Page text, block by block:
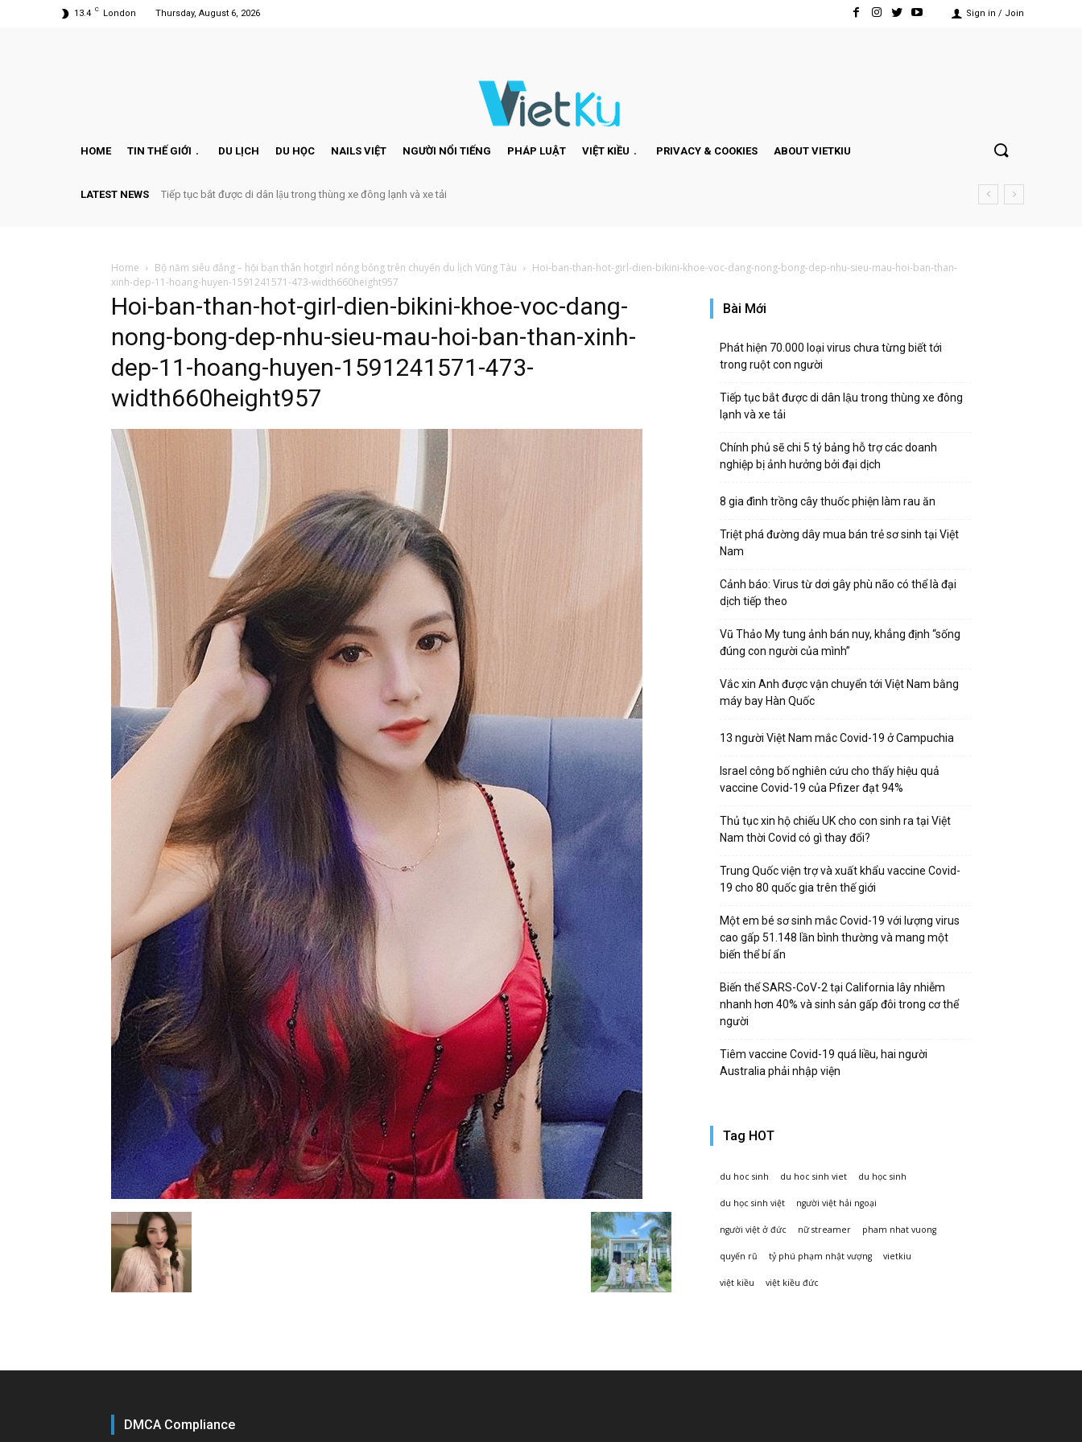
13.4 C London Thursday, August 6, 2026 Sign in / Join
HOME TIN THẾ GIỚI DU LỊCH DU HỌC NAILS VIỆT NGƯỜI NỔI TIẾNG PHÁP LUẬT VIỆT KIỀU PRIVACY & COOKIES ABOUT VIETKIU
LATEST NEWS Tiếp tục bắt được di dân lậu trong thùng xe đông lạnh và xe tải
Home Bộ năm siêu đẳng – hội bạn thân hotgirl nóng bỏng trên chuyến du lịch Vũng Tàu
Hoi-ban-than-hot-girl-dien-bikini-khoe-voc-dang-nong-bong-dep-nhu-sieu-mau-hoi-ban-than-
xinh-dep-11-hoang-huyen-1591241571-473-width660height957
Hoi-ban-than-hot-girl-dien-bikini-khoe-voc-dang-
nong-bong-dep-nhu-sieu-mau-hoi-ban-than-xinh-
dep-11-hoang-huyen-1591241571-473-
width660height957
Bài Mới
Phát hiện 70.000 loại virus chưa từng biết tới
trong ruột con người
Tiếp tục bắt được di dân lậu trong thùng xe đông
lạnh và xe tải
Chính phủ sẽ chi 5 tỷ bảng hỗ trợ các doanh
nghiệp bị ảnh hưởng bởi đại dịch
8 gia đình trồng cây thuốc phiện làm rau ăn
Triệt phá đường dây mua bán trẻ sơ sinh tại Việt
Nam
Cảnh báo: Virus từ dơi gây phù não có thể là đại
dịch tiếp theo
Vũ Thảo My tung ảnh bán nuy, khẳng định “sống
đúng con người của mình”
Vắc xin Anh được vận chuyển tới Việt Nam bằng
máy bay Hàn Quốc
13 người Việt Nam mắc Covid-19 ở Campuchia
Israel công bố nghiên cứu cho thấy hiệu quả
vaccine Covid-19 của Pfizer đạt 94%
Thủ tục xin hộ chiếu UK cho con sinh ra tại Việt
Nam thời Covid có gì thay đổi?
Trung Quốc viện trợ và xuất khẩu vaccine Covid-
19 cho 80 quốc gia trên thế giới
Một em bé sơ sinh mắc Covid-19 với lượng virus
cao gấp 51.148 lần bình thường và mang một
biến thể bí ẩn
Biến thể SARS-CoV-2 tại California lây nhiễm
nhanh hơn 40% và sinh sản gấp đôi trong cơ thể
người
Tiêm vaccine Covid-19 quá liều, hai người
Australia phải nhập viện
Tag HOT
du hoc sinh du hoc sinh viet du học sinh
du học sinh việt người việt hải ngoại
người việt ở đức nữ streamer pham nhat vuong
quyến rũ tỷ phú phạm nhật vượng vietkiu
việt kiều việt kiều đức
DMCA Compliance